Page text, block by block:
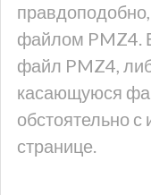
файлом PMZ4.
файл PMZ4,
касающуюся
обстоятельно
странице.